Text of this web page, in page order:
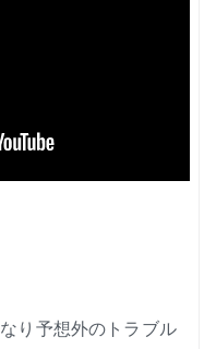
り予想外のトラブル